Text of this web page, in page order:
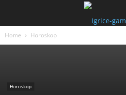
Home Horoskop
Horoskop